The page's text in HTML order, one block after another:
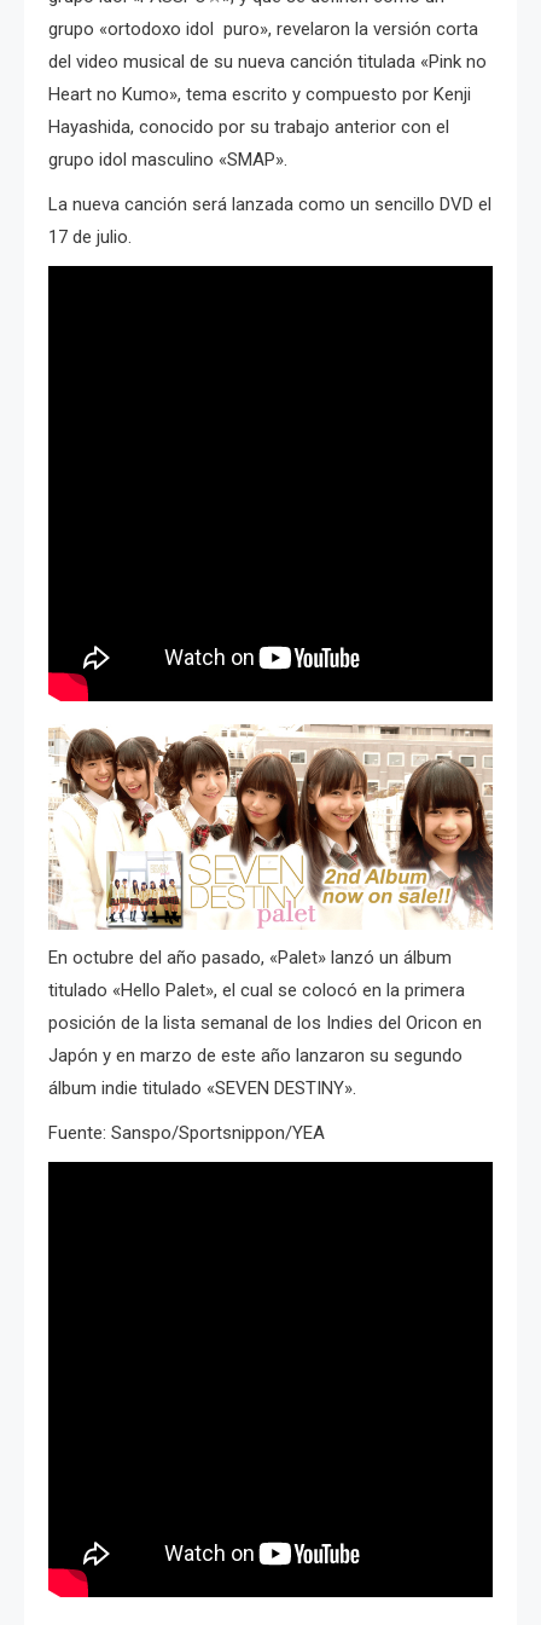
grupo «ortodoxo idol puro», revelaron la versión corta
del video musical de su nueva canción titulada «Pink no
Heart no Kumo», tema escrito y compuesto por Kenji
Hayashida, conocido por su trabajo anterior con el
grupo idol masculino «SMAP».
La nueva canción será lanzada como un sencillo DVD el
17 de julio.
En octubre del año pasado, «Palet» lanzó un álbum
titulado «Hello Palet», el cual se colocó en la primera
posición de la lista semanal de los Indies del Oricon en
Japón y en marzo de este año lanzaron su segundo
álbum indie titulado «SEVEN DESTINY».
Fuente: Sanspo/Sportsnippon/YEA